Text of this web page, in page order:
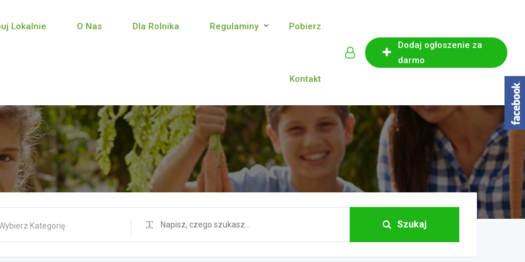
Lokalnie O Nas Dla Rolnika Regulaminy Pobierz
Kontakt
Dodaj ogłoszenie za
darmo
Kategorię Szukaj